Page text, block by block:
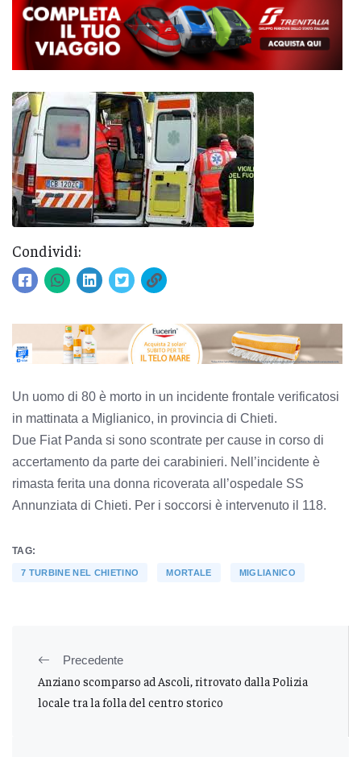
Condividi:
Un uomo di 80 è morto in un incidente frontale verificatosi
in mattinata a Miglianico, in provincia di Chieti.
Due Fiat Panda si sono scontrate per cause in corso di
accertamento da parte dei carabinieri. Nell’incidente è
rimasta ferita una donna ricoverata all’ospedale SS
Annunziata di Chieti. Per i soccorsi è intervenuto il 118.
TAG:
7 TURBINE NEL CHIETINO MORTALE MIGLIANICO
Precedente
Anziano scomparso ad Ascoli, ritrovato dalla Polizia
locale tra la folla del centro storico